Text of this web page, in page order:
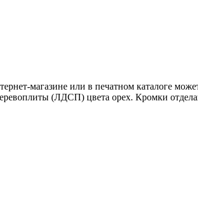
магазине или в печатном каталоге
(ЛДСП) цвета орех. Кромки